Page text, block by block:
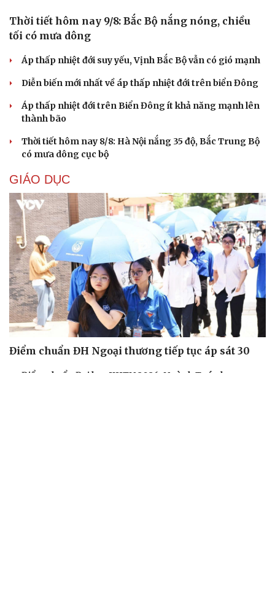
Thời tiết hôm nay 9/8: Bắc Bộ nắng nóng, chiều
tối có mưa dông
Áp thấp nhiệt đới suy yếu, Vịnh Bắc Bộ vẫn có gió mạnh
Diễn biến mới nhất về áp thấp nhiệt đới trên biển Đông
Áp thấp nhiệt đới trên Biển Đông ít khả năng mạnh lên
thành bão
Thời tiết hôm nay 8/8: Hà Nội nắng 35 độ, Bắc Trung Bộ
có mưa dông cục bộ
GIÁO DỤC
Điểm chuẩn ĐH Ngoại thương tiếp tục áp sát 30
Điểm chuẩn Đại học KHTN 2026: Ngành Toán học cao